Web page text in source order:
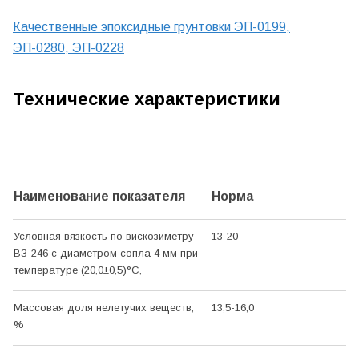
Качественные эпоксидные грунтовки ЭП-0199,
ЭП-0280, ЭП-0228
Технические характеристики
Наименование показателя Норма
Условная вязкость по вискозиметру
ВЗ-246 с диаметром сопла 4 мм при
температуре (20,0±0,5)°С,
13-20
Массовая доля нелетучих веществ,
%
13,5-16,0